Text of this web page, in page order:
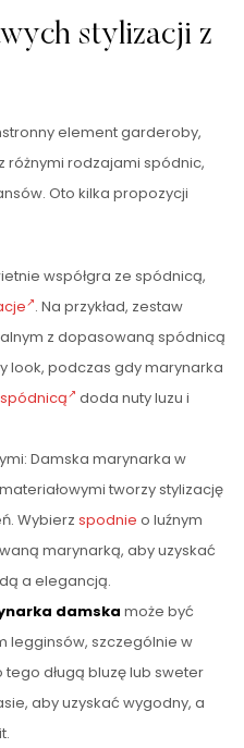
stylizacji z
element garderoby,
różnymi rodzajami spódnic,
Oto kilka propozycji
współgra ze spódnicą,
. Na przykład, zestaw
z dopasowaną spódnicą
look, podczas gdy marynarka
doda nuty luzu i
Damska marynarka w
tworzy stylizację
Wybierz spodnie o luźnym
marynarką, aby uzyskać
a elegancją.
damska może być
legginsów, szczególnie w
tego długą bluzę lub sweter
aby uzyskać wygodny, a